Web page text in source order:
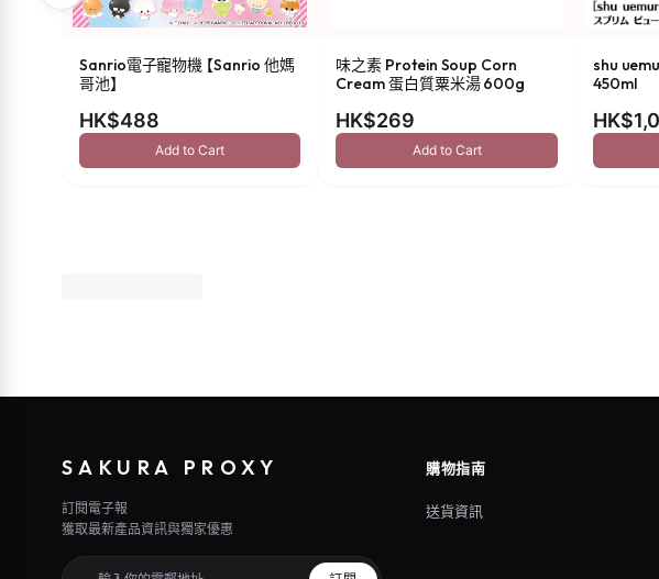
Sanrio電子寵物機 【Sanrio 他媽
哥池】
HK$488
Add to Cart
味之素 Protein Soup Corn
Cream 蛋白質粟米湯 600g
HK$269
Add to Cart
shu
450ml
SAKURA PROXY
訂閱電子報
獲取最新產品資訊與獨家優惠
購物指南
送貨資訊